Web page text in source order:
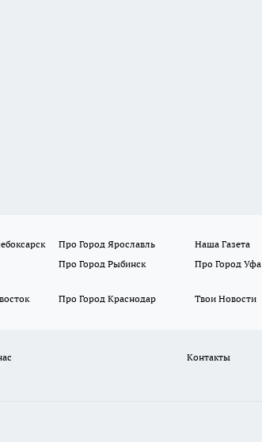
Про Город Ярославль Наша Газета
Про Город Рыбинск Про Город Уфа
Про Город Краснодар Твои Новости
Контакты